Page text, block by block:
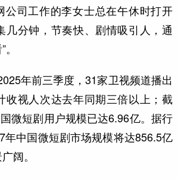
公司工作的李女士总在午休时打开
几分钟，节奏快、剧情吸引人，通
年前三季度，31家卫视频道播出
收视人次达去年同期三倍以上；截
微短剧用户规模已达6.96亿。据行
年中国微短剧市场规模将达856.5亿
阔。